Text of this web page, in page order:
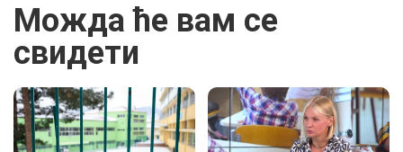
Можда ће вам се
свидети